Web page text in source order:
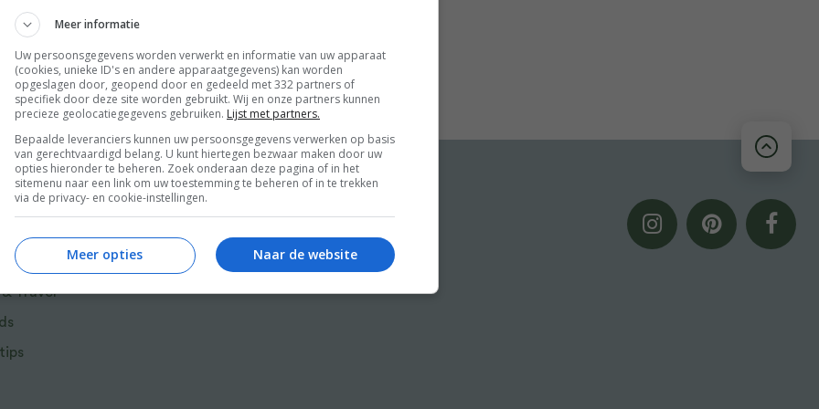
stomende dumplings, Crispy tempura en
pannenkoekjes). Dit wil je!
lang buffet proeven. Evelines
en dat ze een echte lekkerbek is, zie je
en Vietnamese egg coffee en in de
Mooncake.
van Food and Friends
& Travel
Meer informatie
Uw persoonsgegevens worden verwerkt en informatie van uw apparaat
(cookies, unieke ID's en andere apparaatgegevens) kan worden
opgeslagen door, geopend door en gedeeld met 332 partners of
specifiek door deze site worden gebruikt. Wij en onze partners kunnen
precieze geolocatiegegevens gebruiken. Lijst met partners.
Bepaalde leveranciers kunnen uw persoonsgegevens verwerken op basis
van gerechtvaardigd belang. U kunt hiertegen bezwaar maken door uw
opties hieronder te beheren. Zoek onderaan deze pagina of in het
sitemenu naar een link om uw toestemming te beheren of in te trekken
via de privacy- en cookie-instellingen.
Naar de website
Meer opties